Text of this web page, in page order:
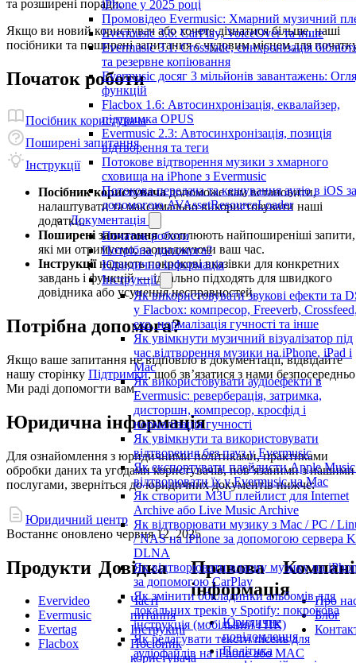
iPhone у 2025 році
Промовідео Evermusic: Хмарний музичний
Evermusic 3.6: CarPlay, VoiceOver та інше
Evermusic 3.1: Crossfade, синхронізація
та резервне копіювання
Evermusic досяг 3 мільйонів завантажень:
функцій
Flacbox 1.6: Автосинхронізація, еквалайзер,
підтримка OPUS
Evermusic 2.3: Автосинхронізація, позиція
відтворення та теги
Потокове відтворення музики з хмарного
сховища на iPhone з Evermusic
Потокова передача та кешування аудіо в iOS за
допомогою AVAssetResourceLoader
Документація
Початок роботи
Потрібна допомога?
Юридична інформація
Інструкції
Як використовувати звукові ефекти та
у Flacbox: компресор, Freeverb,
ехо, нормалізація гучності та інше
Як увімкнути музичний візуалізатор під
час відтворення музики на iPhone, iPad і
Mac
Як використовувати аудіоефекти в
Evermusic: реверберація, затримка,
дисторшн, компресор, кросфід і
нормалізація гучності
Як увімкнути та використовувати
відтворення без пауз у Evermusic
Як експортувати плейлисти Apple Music
відтворювати їх у Evermusic на Mac
Як створити M3U плейлист для Internet
Archive або Live Music Archive
Як відтворювати музику з Mac / PC /
/ NAS на iPhone за допомогою сервера
DLNA
Як відтворювати власну музику на
за допомогою CarPlay
Як змінити обкладинки альбомів для
локальних треків у Spotify: покрокова
інструкція (мобільний і ПК)
Як редагувати тексти пісень для
аудіофайлів на iPhone або MAC
та розширені поради.
Якщо ви новий користувач або хочете дізнатися більше, наші
посібники та поширені запитання є чудовим місцем для
Початок роботи
Посібник користувача
Поширені запитання
Інструкції
Посібник користувачадопоможе вам встановити,
налаштувати та максимально використовувати наші
додатки.
Поширені запитанняохоплюють найпоширеніші запити,
які ми отримуємо, заощаджуючи ваш час.
Інструкціїнадають покрокові вказівки для конкретних
завдань і функцій — ідеально підходять для швидкого
довідника або усунення несправностей.
Потрібна допомога?
Якщо ваше запитання не відповіло в документації, відвідайте
нашу сторінку Підтримки, щоб зв’язатися з нами
Ми раді допомогти вам.
Юридична інформація
Для ознайомлення з юридичними політиками, практиками
обробки даних та угодами користувачів, пов’язаними з нашими
послугами, зверніться до юридичних документів нижче:
Юридичний центр
Востаннє оновлено червня 12, 2025
Продукти
Evervideo
Evermusic
Evertag
Flacbox
Довідка
Часті
питання
Інструкції
Посібник
користувача
Правова
інформація
Юридичне
повідомлення
Політика
Про
Блог